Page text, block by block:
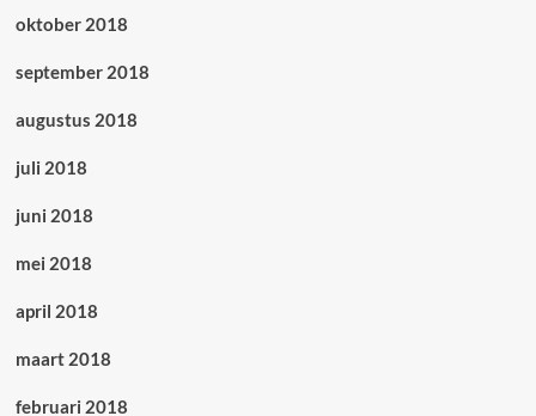
oktober 2018
september 2018
augustus 2018
juli 2018
juni 2018
mei 2018
april 2018
maart 2018
februari 2018